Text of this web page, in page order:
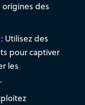
des
Utilisez des
pour captiver
les